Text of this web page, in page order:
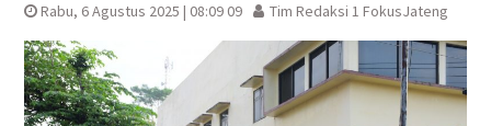
Rabu, 6 Agustus 2025 | 08:09 09 Tim Redaksi 1 FokusJateng